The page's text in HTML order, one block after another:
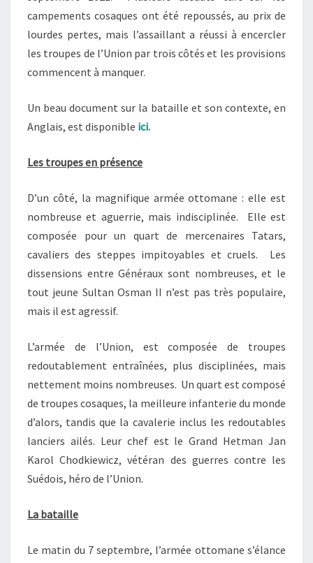
campements cosaques ont été repoussés, au prix de
lourdes pertes, mais l’assaillant a réussi à encercler
les troupes de l’Union par trois côtés et les provisions
commencent à manquer.
Un beau document sur la bataille et son contexte, en
Anglais, est disponible ici.
Les troupes en présence
D’un côté, la magnifique armée ottomane : elle est
nombreuse et aguerrie, mais indisciplinée. Elle est
composée pour un quart de mercenaires Tatars,
cavaliers des steppes impitoyables et cruels. Les
dissensions entre Généraux sont nombreuses, et le
tout jeune Sultan Osman II n’est pas très populaire,
mais il est agressif.
L’armée de l’Union, est composée de troupes
redoutablement entraînées, plus disciplinées, mais
nettement moins nombreuses. Un quart est composé
de troupes cosaques, la meilleure infanterie du monde
d’alors, tandis que la cavalerie inclus les redoutables
lanciers ailés. Leur chef est le Grand Hetman Jan
Karol Chodkiewicz, vétéran des guerres contre les
Suédois, héro de l’Union.
La bataille
Le matin du 7 septembre, l’armée ottomane s’élance